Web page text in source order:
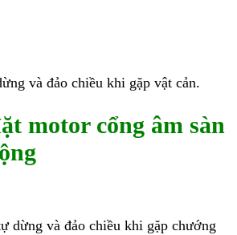
và đảo chiều khi gặp vật cản.
motor cổng âm sàn
dừng và đảo chiều khi gặp chướng